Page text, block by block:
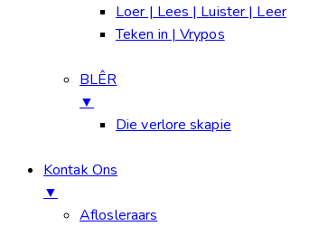
Loer | Lees | Luister | Leer
Teken in | Vrypos
BLÊR
▼
Die verlore skapie
Kontak Ons
▼
Aflosleraars